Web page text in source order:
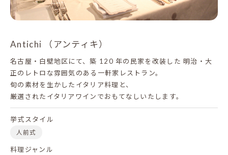
Antichi （アンティキ）
名古屋・白壁地区にて、築 120 年の民家を改装した 明治・大
正のレトロな雰囲気のある一軒家レストラン。
旬の素材を生かしたイタリア料理と、
厳選されたイタリアワインでおもてなしいたします。
挙式スタイル
人前式
料理ジャンル